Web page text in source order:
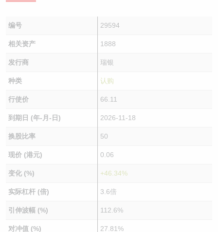
编号 29594
相关资产 1888
发行商 瑞银
种类 认购
行使价 66.11
到期日 (年-月-日) 2026-11-18
换股比率 50
现价 (港元) 0.06
变化 (%) +46.34%
实际杠杆 (倍) 3.6倍
引伸波幅 (%) 112.6%
对冲值 (%) 27.81%